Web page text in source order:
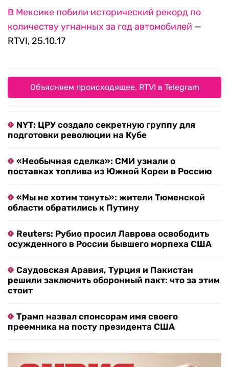
В Мексике побили исторический рекорд по
количеству угнанных за год автомобилей —
RTVI, 25.10.17
Объясняем происходящее. RTVI в Telegram
NYT: ЦРУ создало секретную группу для
подготовки революции на Кубе
«Необычная сделка»: СМИ узнали о
поставках топлива из Южной Кореи в Россию
«Мы не хотим тонуть»: жители Тюменской
области обратились к Путину
Reuters: Рубио просил Лаврова освободить
осужденного в России бывшего морпеха США
Саудовская Аравия, Турция и Пакистан
решили заключить оборонный пакт: что за этим
стоит
Трамп назвал спонсорам имя своего
преемника на посту президента США